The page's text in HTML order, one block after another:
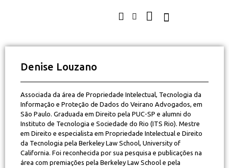
Denise Louzano
Associada da área de Propriedade Intelectual, Tecnologia da
Informação e Proteção de Dados do Veirano Advogados, em
São Paulo. Graduada em Direito pela PUC-SP e alumni do
Instituto de Tecnologia e Sociedade do Rio (ITS Rio). Mestre
em Direito e especialista em Propriedade Intelectual e Direito
da Tecnologia pela Berkeley Law School, University of
California. Foi reconhecida por sua pesquisa e publicações na
área com premiações pela Berkeley Law School e pela